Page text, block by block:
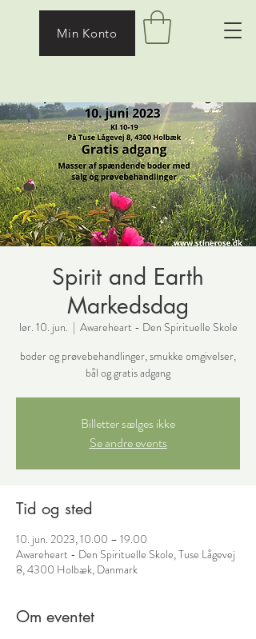
Min Konto
Spirit and Earth
Markedsdag
lør. 10. jun.
  |
Awareheart - Den Spirituelle Skole
boder og prøvebehandlinger, smukke omgivelser,
bål og gratis adgang
Billetter sælges ikke
Se andre events
Tid og sted
10. jun. 2023, 10.00 – 19.00
Awareheart - Den Spirituelle Skole, Tuse Lågevej
8, 4300 Holbæk, Danmark
Om eventet